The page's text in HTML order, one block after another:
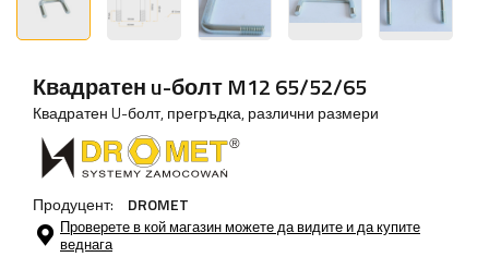
Квадратен u-болт M12 65/52/65
Квадратен U-болт, прегръдка, различни размери
Продуцент: DROMET
Проверете в кой магазин можете да видите и да купите
веднага